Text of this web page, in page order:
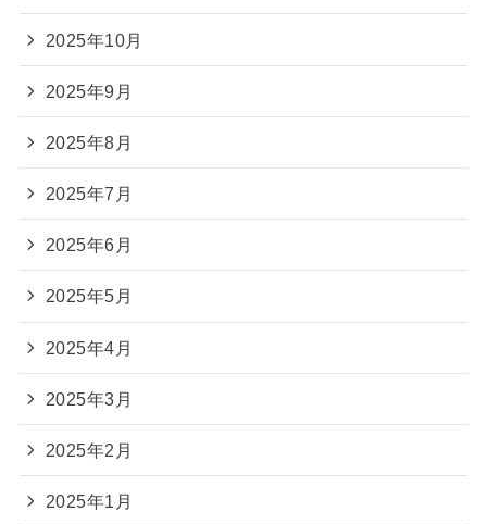
2025年10月
2025年9月
2025年8月
2025年7月
2025年6月
2025年5月
2025年4月
2025年3月
2025年2月
2025年1月